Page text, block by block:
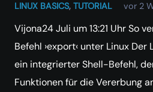
LINUX BASICS, TUTORIAL vor 2
Vijona24 Juli um 13:21 Uhr So
Befehl ›export‹ unter Linux
ein integrierter Shell-Befehl,
Funktionen für die Vererbung